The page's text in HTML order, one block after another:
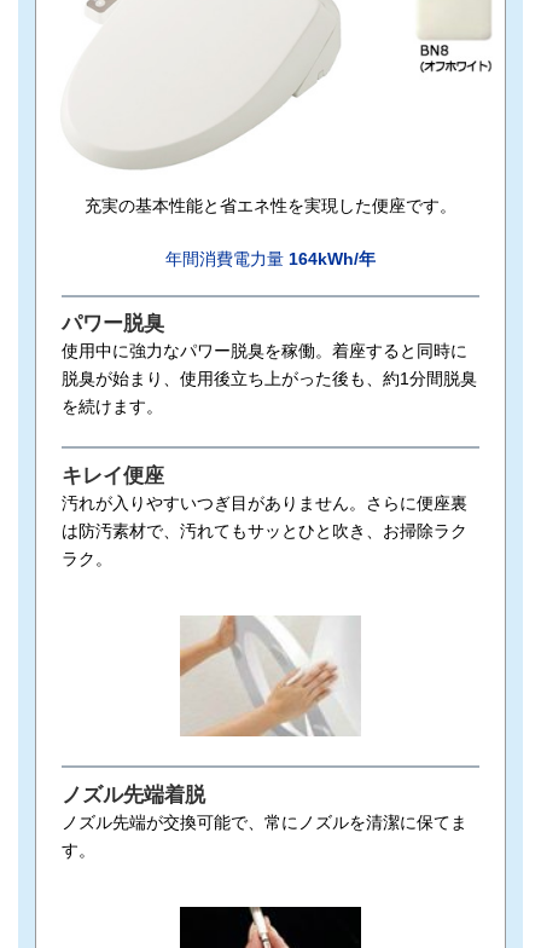
充実の基本性能と省エネ性を実現した便座です。
年間消費電力量 164kWh/年
パワー脱臭
使用中に強力なパワー脱臭を稼働。着座すると同時に
脱臭が始まり、使用後立ち上がった後も、約1分間脱臭
を続けます。
キレイ便座
汚れが入りやすいつぎ目がありません。さらに便座裏
は防汚素材で、汚れてもサッとひと吹き、お掃除ラク
ラク。
ノズル先端着脱
ノズル先端が交換可能で、常にノズルを清潔に保てま
す。